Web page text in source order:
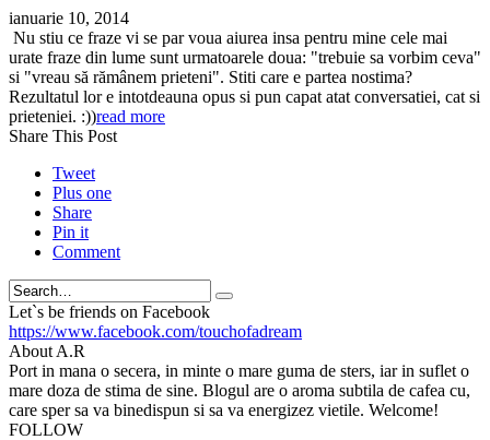
ianuarie 10, 2014
Nu stiu ce fraze vi se par voua aiurea insa pentru mine cele mai
urate fraze din lume sunt urmatoarele doua: "trebuie sa vorbim ceva"
si "vreau să rămânem prieteni". Stiti care e partea nostima?
Rezultatul lor e intotdeauna opus si pun capat atat conversatiei, cat si
prieteniei. :))read more
Share This Post
Tweet
Plus one
Share
Pin it
Comment
Search
Let`s be friends on Facebook
https://www.facebook.com/touchofadream
About A.R
Port in mana o secera, in minte o mare guma de sters, iar in suflet o
mare doza de stima de sine. Blogul are o aroma subtila de cafea cu,
care sper sa va binedispun si sa va energizez vietile. Welcome!
FOLLOW